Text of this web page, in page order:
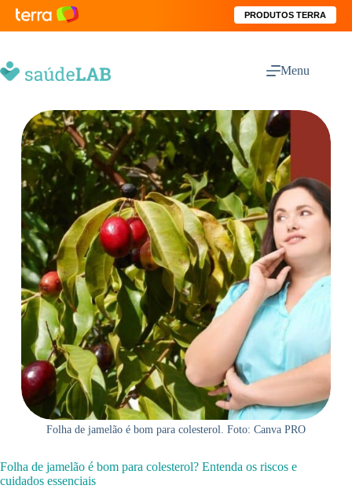
PRODUTOS TERRA
Menu
Folha de jamelão é bom para colesterol. Foto: Canva PRO
Folha de jamelão é bom para colesterol? Entenda os riscos e
cuidados essenciais